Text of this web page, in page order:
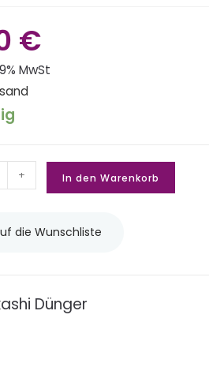
€
MwSt
+ In den Warenkorb
die Wunschliste
Dünger